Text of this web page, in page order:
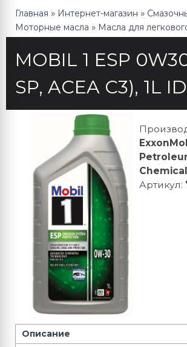
Главная » Интернет-магазин »
Моторные масла » Масла для
MOBIL 1 ESP
SP, ACEA C3), 1L ID
Артикул:
Описание